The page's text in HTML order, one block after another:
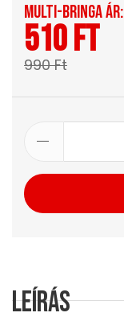
Multi-Bringa ár:
510 Ft
990 Ft
Leírás